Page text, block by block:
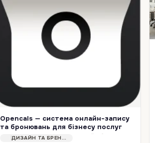
Opencals — система онлайн-запису
та бронювань для бізнесу послуг